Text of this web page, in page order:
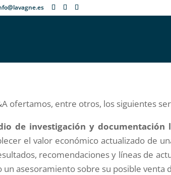
ofertamos, entre otros, los siguientes
de investigación y
el valor económico actualizado de
recomendaciones y líneas de
un asesoramiento sobre su posible venta